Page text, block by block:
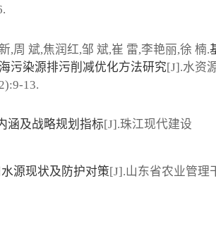
,周 斌,焦润红,邹 斌,崔 雷,李艳丽,徐 楠.
污染源排污削减优化方法研究[J].水资
13.
涵及战略规划指标[J].珠江现代建设
源现状及防护对策[J].山东省农业管理